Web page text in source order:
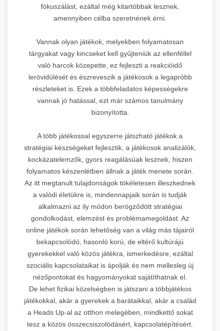
fókuszálást, ezáltal még kitartóbbak lesznek,
amennyiben célba szeretnének érni.
Vannak olyan játékok, melyekben folyamatosan
tárgyakat vagy kincseket kell gyűjteniük az ellenféllel
való harcok közepette, ez fejleszti a reakcióidő
lerövidülését és észreveszik a játékosok a legapróbb
részleteket is. Ezek a többfeladatos képességekre
vannak jó hatással, ezt már számos tanulmány
bizonyította.
A több játékossal egyszerre játszható játékok a
stratégiai készségeket fejlesztik, a játékosok analizálók,
kockázatelemzők, gyors reagálásúak lesznek, hiszen
folyamatos készenlétben állnak a játék menete során.
Az itt megtanult tulajdonságok tökéletesen illeszkednek
a valódi életükre is, mindennapjaik során is tudják
alkalmazni az ily módon berögződött stratégiai
gondolkodást, elemzést és problémamegoldást. Az
online játékok során lehetőség van a világ más tájairól
bekapcsolódó, hasonló korú, de eltérő kultúrájú
gyerekekkel való közös játékra, ismerkedésre, ezáltal
szociális kapcsolataikat is ápolják és nem mellesleg új
nézőpontokat és hagyományokat sajátíthatnak el.
De lehet fizikai közelségben is játszani a többjátékos
játékokkal, akár a gyerekek a barátaikkal, akár a család
a Heads Up-al az otthon melegében, mindkettő sokat
tesz a közös összecsiszolódásért, kapcsolatépítésért.